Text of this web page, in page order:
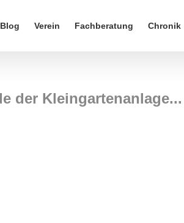
Blog Verein Fachberatung Chronik
der Kleingartenanlage...